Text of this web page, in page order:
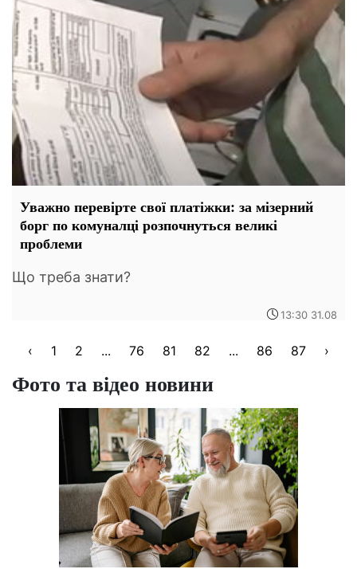
Уважно перевірте свої платіжки: за мізерний
борг по комуналці розпочнуться великі
проблеми
Що треба знати?
13:30 31.08
‹ 1 2 ... 76 81 82 ... 86 87 ›
Фото та відео новини